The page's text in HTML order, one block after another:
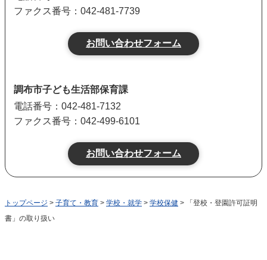
ファクス番号：042-481-7739
調布市子ども生活部保育課
電話番号：042-481-7132
ファクス番号：042-499-6101
トップページ > 子育て・教育 > 学校・就学 > 学校保健 > 「登校・登園許可証明
書」の取り扱い